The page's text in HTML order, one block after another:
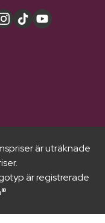
är uträknade
är registrerade